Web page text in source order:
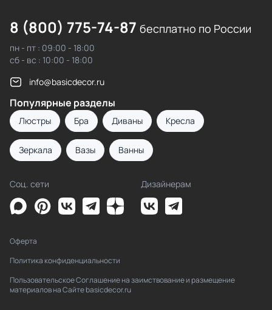
8 (800) 775-74-87 бесплатно по России
пн - пт : 09:00 - 18:00
сб - вс : 10:00 - 18:00
info@basicdecor.ru
Популярные разделы
Люстры Бра Диваны Кресла
Зеркала Вазы Ванны
Соц. сети Дизайнерам
Оферта
Политика конфиденциальности
Пользовательское Соглашение на заимствование и размещение
материалов на Сайте basicdecor.ru